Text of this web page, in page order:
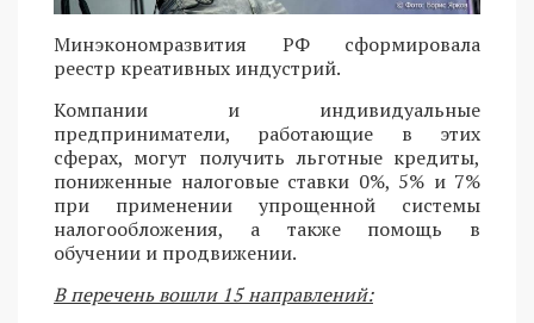
Минэкономразвития РФ сформировала
реестр креативных индустрий.
Компании и индивидуальные
предприниматели, работающие в этих
сферах, могут получить льготные кредиты,
пониженные налоговые ставки 0%, 5% и 7%
при применении упрощенной системы
налогообложения, а также помощь в
обучении и продвижении.
В перечень вошли 15 направлений: